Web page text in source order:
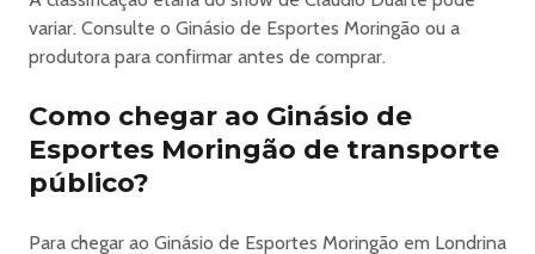
variar. Consulte o Ginásio de Esportes Moringão ou a
produtora para confirmar antes de comprar.
Como chegar ao Ginásio de
Esportes Moringão de transporte
público?
Para chegar ao Ginásio de Esportes Moringão em Londrina